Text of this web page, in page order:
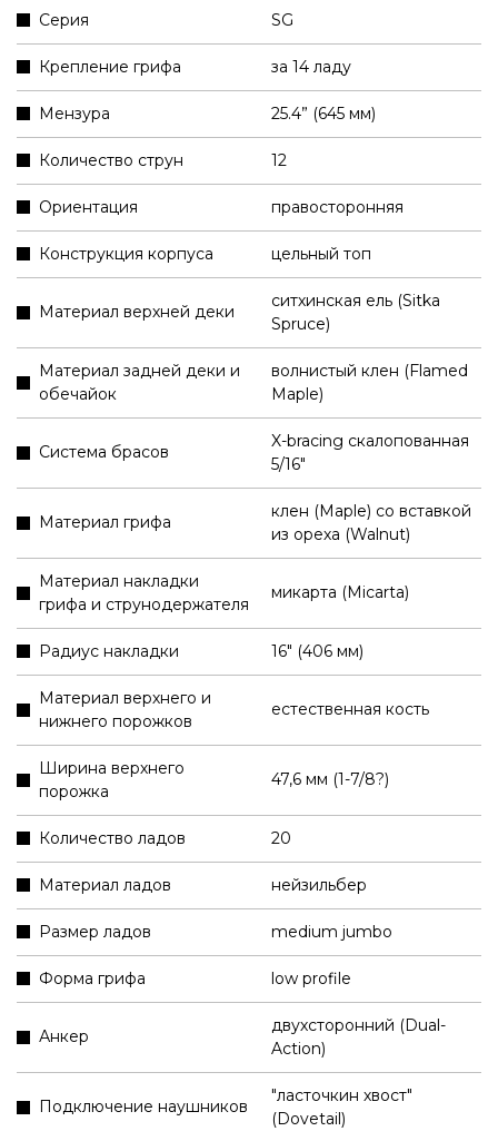
Серия SG
Крепление грифа за 14 ладу
Мензура 25.4” (645 мм)
Количество струн 12
Ориентация правосторонняя
Конструкция корпуса цельный топ
Материал верхней деки
ситхинская ель (Sitka
Spruce)
Материал задней деки и
обечайок
волнистый клен (Flamed
Maple)
Система брасов
X-bracing скалопованная
5/16"
Материал грифа
клен (Maple) со вставкой
из ореха (Walnut)
Материал накладки
грифа и струнодержателя
микарта (Micarta)
Радиус накладки 16" (406 мм)
Материал верхнего и
нижнего порожков
естественная кость
Ширина верхнего
порожка
47,6 мм (1-7/8?)
Количество ладов 20
Материал ладов нейзильбер
Размер ладов medium jumbo
Форма грифа low profile
Анкер
двухсторонний (Dual-
Action)
Подключение наушников
"ласточкин хвост"
(Dovetail)